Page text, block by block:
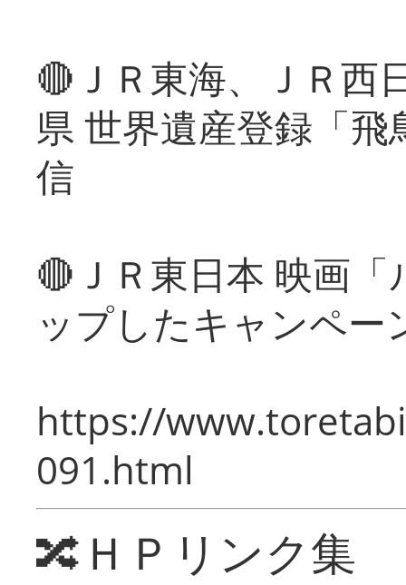
🔴ＪＲ東海、ＪＲ西
県 世界遺産登録「
信
🔴ＪＲ東日本 映画
ップしたキャンペー
https://
091.html
🔀ＨＰリンク集